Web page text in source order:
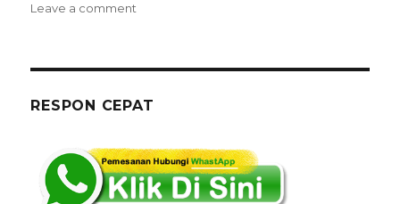
Leave a comment
Event
Di
Bekasi
RESPON CEPAT